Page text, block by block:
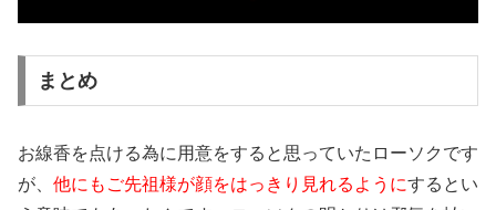
まとめ
お線香を点ける為に用意をすると思っていたローソクです
が、 他にもご先祖様が顔をはっきり見れるようにするとい